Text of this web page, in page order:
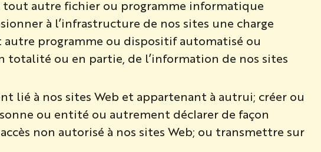
tout autre fichier ou programme informatique
à l’infrastructure de nos sites une charge
programme ou dispositif automatisé ou
totalité ou en partie, de l’information de nos sites
lié à nos sites Web et appartenant à autrui; créer ou
ou entité ou autrement déclarer de façon
non autorisé à nos sites Web; ou transmettre sur